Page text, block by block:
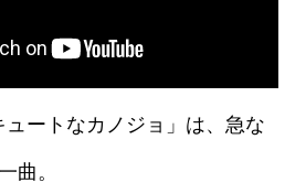
ートなカノジョ」は、急な
曲。